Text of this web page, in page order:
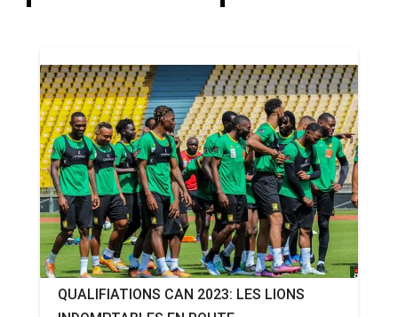
ALERTE
ANNONCE
ART & CULTURE & TRADITION
ASSAINISSEMENT
BREAKING-NEWS
CAMEROUN
QUALIFIATIONS CAN 2023: LES LIONS